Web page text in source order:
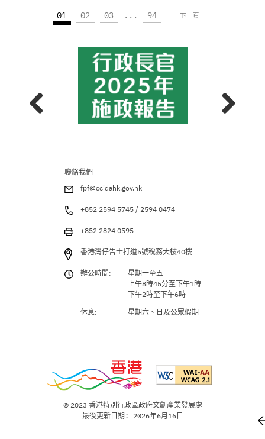
01 02 03 ... 94 下一頁
聯絡我們
fpf@ccidahk.gov.hk
+852 2594 5745 / 2594 0474
+852 2824 0595
香港灣仔告士打道5號稅務大樓40樓
辦公時間:
星期一至五
上午8時45分至下午1時
下午2時至下午6時
休息:
星期六、日及公眾假期
© 2023 香港特別行政區政府文創產業發展處
最後更新日期: 2026年6月16日